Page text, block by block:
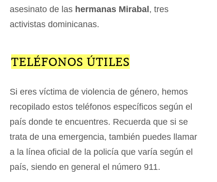
asesinato de las hermanas Mirabal, tres
activistas dominicanas.
TELÉFONOS ÚTILES
Si eres víctima de violencia de género, hemos
recopilado estos teléfonos específicos según el
país donde te encuentres. Recuerda que si se
trata de una emergencia, también puedes llamar
a la línea oficial de la policía que varía según el
país, siendo en general el número 911.